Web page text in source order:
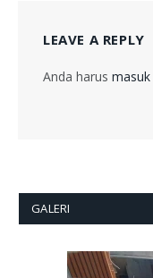
LEAVE A REPLY
Anda harus masuk
GALERI